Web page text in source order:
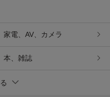
家電、AV、カメラ
本、雑誌